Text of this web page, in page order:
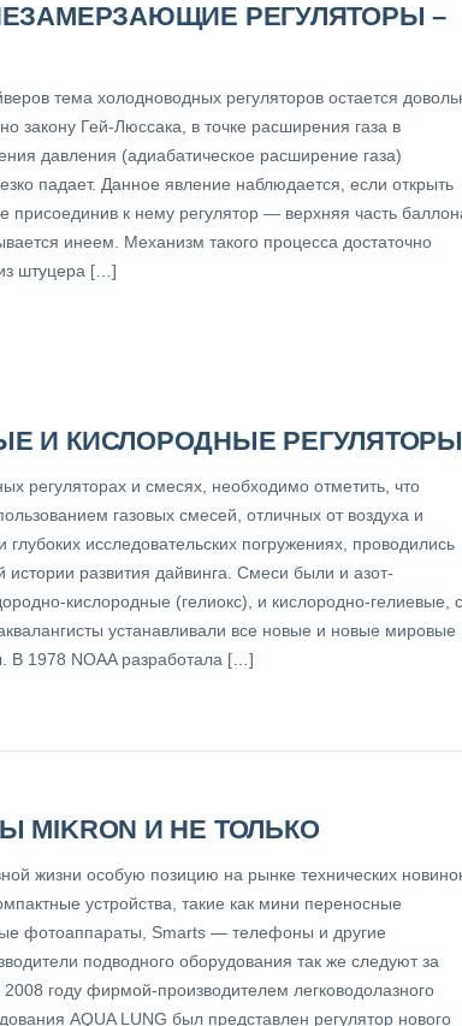
РЕГУЛЯТОРЫ –
тема холодноводных регуляторов остается
закону Гей-Люссака, в точке расширения газа в
давления (адиабатическое расширение газа)
падает. Данное явление наблюдается, если открыть
присоединив к нему регулятор — верхняя часть
инеем. Механизм такого процесса достаточно
штуцера […]
И КИСЛОРОДНЫЕ
регуляторах и смесях, необходимо отметить, что
газовых смесей, отличных от воздуха и
исследовательских погружениях, проводились
истории развития дайвинга. Смеси были и азот-
кислородные (гелиокс), и кислородно-гелиевые, с
устанавливали все новые и новые мировые
В 1978 NOAA разработала […]
MIKRON И НЕ ТОЛЬКО
жизни особую позицию на рынке технических
устройства, такие как мини переносные
фотоаппараты, Smarts — телефоны и другие
подводного оборудования так же следуют за
году фирмой-производителем легководолазного
AQUA LUNG был представлен регулятор нового